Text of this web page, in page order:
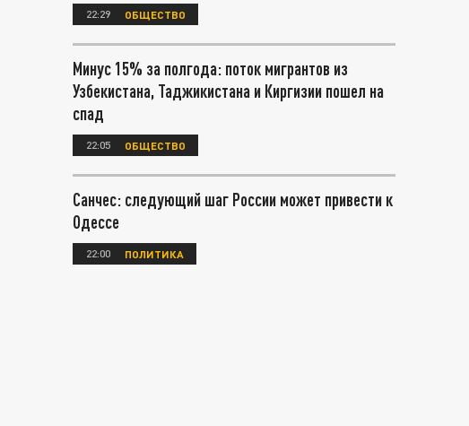
22:29 ОБЩЕСТВО
Минус 15% за полгода: поток мигрантов из
Узбекистана, Таджикистана и Киргизии пошел на
спад
22:05 ОБЩЕСТВО
Санчес: следующий шаг России может привести к
Одессе
22:00 ПОЛИТИКА